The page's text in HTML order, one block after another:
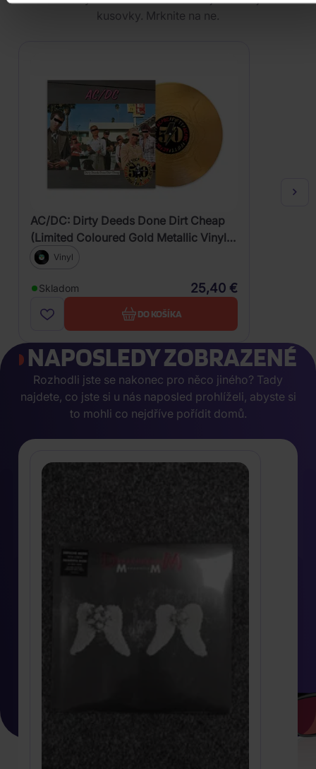
kusovky. Mrknite na ne.
AC/DC: Dirty Deeds Done Dirt Cheap
(Limited Coloured Gold Metallic Vinyl)
II.JAKOST
Vinyl
Skladom 25,40 €
DO KOŠÍKA
NAPOSLEDY ZOBRAZENÉ
Rozhodli jste se nakonec pro něco jiného? Tady
najdete, co jste si u nás naposled prohlíželi, abyste si
to mohli co nejdříve pořídit domů.